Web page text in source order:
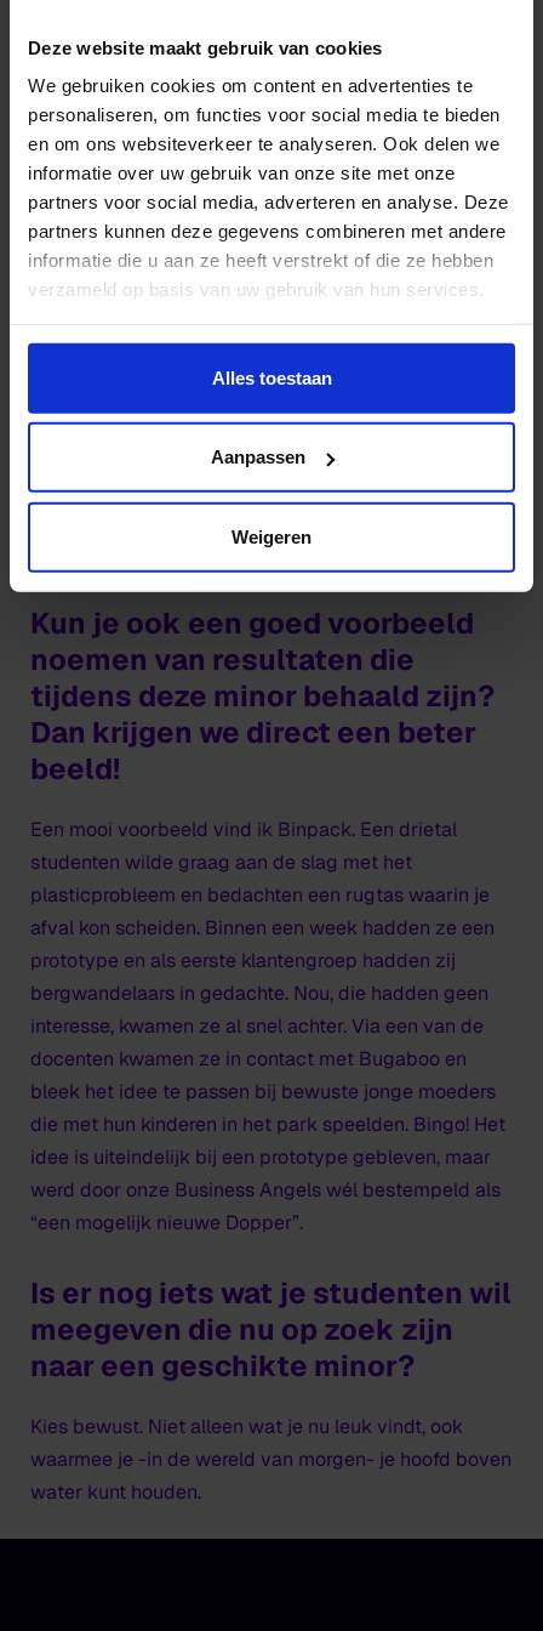
Deze website maakt gebruik van cookies
We gebruiken cookies om content en advertenties te
personaliseren, om functies voor social media te bieden
en om ons websiteverkeer te analyseren. Ook delen we
informatie over uw gebruik van onze site met onze
partners voor social media, adverteren en analyse. Deze
partners kunnen deze gegevens combineren met andere
informatie die u aan ze heeft verstrekt of die ze hebben
verzameld op basis van uw gebruik van hun services.
Wil je meer weten of de voorkeur aanpassen, bekijk dan
https://www.hku.nl/privacy-statement-en-
Alles toestaan
Aanpassen
Weigeren
deEpic WinenEpic Failvan de week. Vanuit die
inzichten plan je die week erop weer een nieuwe test,
enzovoorts. En hoe vaker je zo'n ‘iteratie’ doormaakt,
hoe beter jouw inschattingsvermogen wordt en hoe
concreter je onderneming wordt.
En wat is dan volgens jou de USP
van deze minor? Of wat leer je
Het unieke van deze minor is dat je een speelse en
creatieve manier van ondernemen leert. Ondernemen
wordt daarmee wat minder serieus en tegelijkertijd
wat later zijn vruchten afwerpt.
Kun je ook een goed voorbeeld
noemen van resultaten die
tijdens deze minor behaald zijn?
Dan krijgen we direct een beter
beeld!
Een mooi voorbeeld vind ik Binpack. Een drietal
studenten wilde graag aan de slag met het
plasticprobleem en bedachten een rugtas waarin je
afval kon scheiden. Binnen een week hadden ze een
prototype en als eerste klantengroep hadden zij
bergwandelaars in gedachte. Nou, die hadden geen
interesse, kwamen ze al snel achter. Via een van de
docenten kwamen ze in contact met Bugaboo en
bleek het idee te passen bij bewuste jonge moeders
die met hun kinderen in het park speelden. Bingo! Het
idee is uiteindelijk bij een prototype gebleven, maar
werd door onze Business Angels wél bestempeld als
“een mogelijk nieuwe Dopper”.
Is er nog iets wat je studenten wil
meegeven die nu op zoek zijn
naar een geschikte minor?
Kies bewust. Niet alleen wat je nu leuk vindt, ook
waarmee je -in de wereld van morgen- je hoofd boven
water kunt houden.